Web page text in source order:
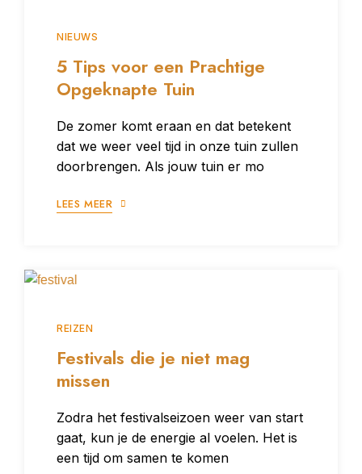
NIEUWS
5 Tips voor een Prachtige
Opgeknapte Tuin
De zomer komt eraan en dat betekent
dat we weer veel tijd in onze tuin zullen
doorbrengen. Als jouw tuin er mo
LEES MEER
REIZEN
Festivals die je niet mag
missen
Zodra het festivalseizoen weer van start
gaat, kun je de energie al voelen. Het is
een tijd om samen te komen